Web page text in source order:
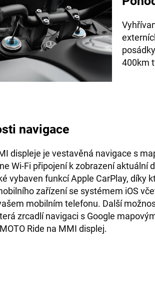
400km
navigace
displeje je vestavěná navigace s
Wi-Fi připojení k zobrazení aktuální
vybaven funkcí Apple CarPlay, díky
zařízení se systémem iOS
mobilním telefonu. Další
zrcadlí navigaci s Google
Ride na MMI displej.